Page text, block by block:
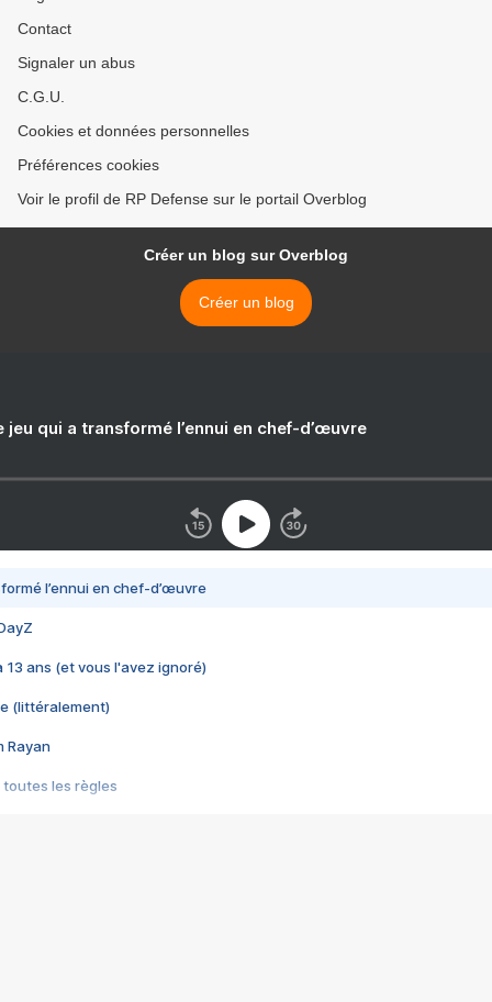
Contact
Signaler un abus
C.G.U.
Cookies et données personnelles
Préférences cookies
Voir le profil de RP Defense sur le portail Overblog
Créer un blog sur Overblog
Créer un blog
jeu qui a transformé l’ennui en chef-d’œuvre
l’ennui en chef-d’œuvre
13 ans (et vous l'avez ignoré)
(littéralement)
Rayan
toutes les règles